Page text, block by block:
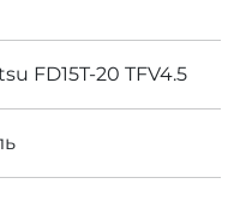
FD15T-20 TFV4.5